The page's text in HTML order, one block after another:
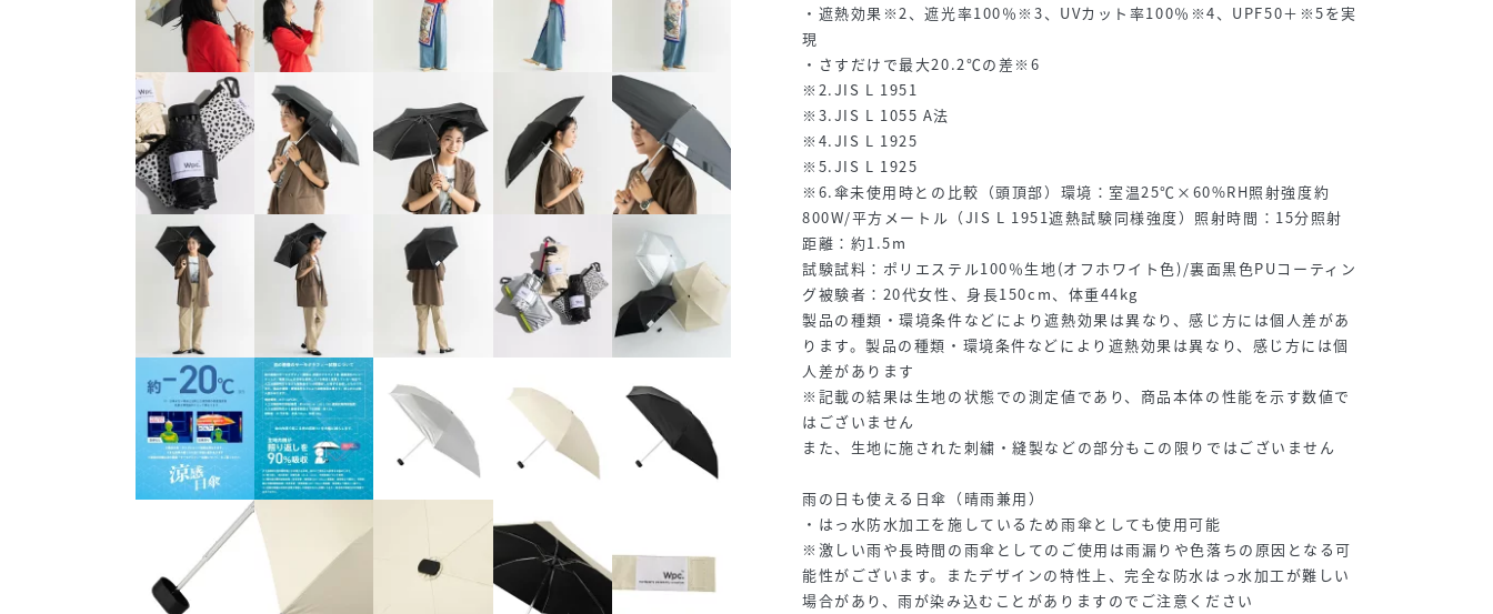
・遮熱効果※2、遮光率100％※3、UVカット率100％※4、UPF50＋※5を実
現
・さすだけで最大20.2℃の差※6
※2.JIS L 1951
※3.JIS L 1055 A法
※4.JIS L 1925
※5.JIS L 1925
※6.傘未使用時との比較（頭頂部）環境：室温25℃×60%RH照射強度約
800W/平方メートル（JIS L 1951遮熱試験同様強度）照射時間：15分照射
距離：約1.5m
試験試料：ポリエステル100％生地(オフホワイト色)/裏面黒色PUコーティン
グ被験者：20代女性、身長150cm、体重44kg
製品の種類・環境条件などにより遮熱効果は異なり、感じ方には個人差があ
ります。製品の種類・環境条件などにより遮熱効果は異なり、感じ方には個
人差があります
※記載の結果は生地の状態での測定値であり、商品本体の性能を示す数値で
はございません
また、生地に施された刺繍・縫製などの部分もこの限りではございません
雨の日も使える日傘（晴雨兼用）
・はっ水防水加工を施しているため雨傘としても使用可能
※激しい雨や長時間の雨傘としてのご使用は雨漏りや色落ちの原因となる可
能性がございます。またデザインの特性上、完全な防水はっ水加工が難しい
場合があり、雨が染み込むことがありますのでご注意ください